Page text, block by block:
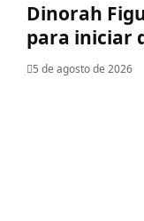
Dinorah
para iniciar
5 de agosto de 2026